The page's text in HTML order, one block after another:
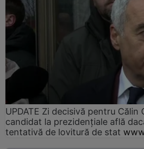
UPDATE Zi decisivă pentru Călin
candidat la prezidențiale află
tentativă de lovitură de stat